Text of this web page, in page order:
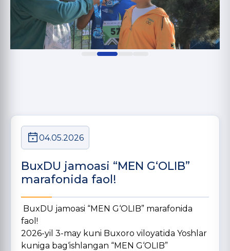
04.05.2026
BuxDU jamoasi “MEN G‘OLIB”
marafonida faol!
BuxDU jamoasi “MEN G‘OLIB” marafonida
faol!
2026-yil 3-may kuni Buxoro viloyatida Yoshlar
kuniga bag‘ishlangan “MEN G‘OLIB”